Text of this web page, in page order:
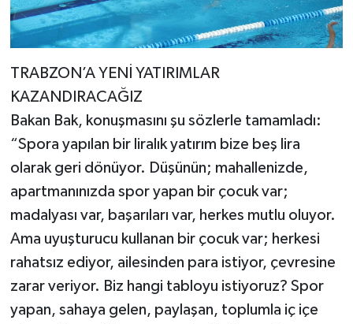
TRABZON’A YENİ YATIRIMLAR
KAZANDIRACAĞIZ
Bakan Bak, konuşmasını şu sözlerle tamamladı:
“Spora yapılan bir liralık yatırım bize beş lira
olarak geri dönüyor. Düşünün; mahallenizde,
apartmanınızda spor yapan bir çocuk var;
madalyası var, başarıları var, herkes mutlu oluyor.
Ama uyuşturucu kullanan bir çocuk var; herkesi
rahatsız ediyor, ailesinden para istiyor, çevresine
zarar veriyor. Biz hangi tabloyu istiyoruz? Spor
yapan, sahaya gelen, paylaşan, toplumla iç içe